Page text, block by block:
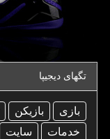
تگهای دیجیپا
بازی بازیكن
خدمات
سایت